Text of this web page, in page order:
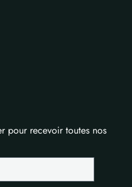
pour recevoir toutes nos